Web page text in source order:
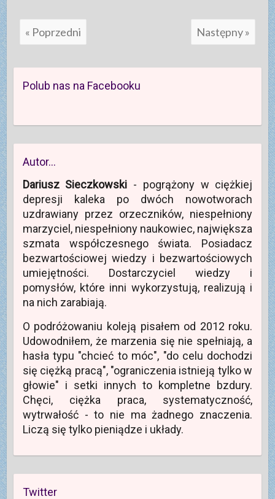
« Poprzedni Następny »
Polub nas na Facebooku
Autor…
Dariusz Sieczkowski - pogrążony w ciężkiej
depresji kaleka po dwóch nowotworach
uzdrawiany przez orzeczników, niespełniony
marzyciel, niespełniony naukowiec, największa
szmata współczesnego świata. Posiadacz
bezwartościowej wiedzy i bezwartościowych
umiejętności. Dostarczyciel wiedzy i
pomysłów, które inni wykorzystują, realizują i
na nich zarabiają.
O podróżowaniu koleją pisałem od 2012 roku.
Udowodniłem, że marzenia się nie spełniają, a
hasła typu "chcieć to móc", "do celu dochodzi
się ciężką pracą", "ograniczenia istnieją tylko w
głowie" i setki innych to kompletne bzdury.
Chęci, ciężka praca, systematyczność,
wytrwałość - to nie ma żadnego znaczenia.
Liczą się tylko pieniądze i układy.
Twitter